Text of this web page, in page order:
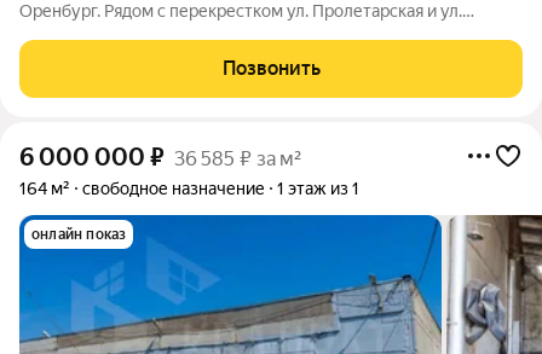
Оренбург. Рядом с перекрестком ул. Пролетарская и ул.
парковка. Есть заезд во внутренний двор. Помещение на ул.
Пролетарской имеет отдельный вход,
Позвонить
6 000 000 ₽ 36 585 ₽ за м²
164 м² свободное назначение 1 этаж из 1
онлайн показ